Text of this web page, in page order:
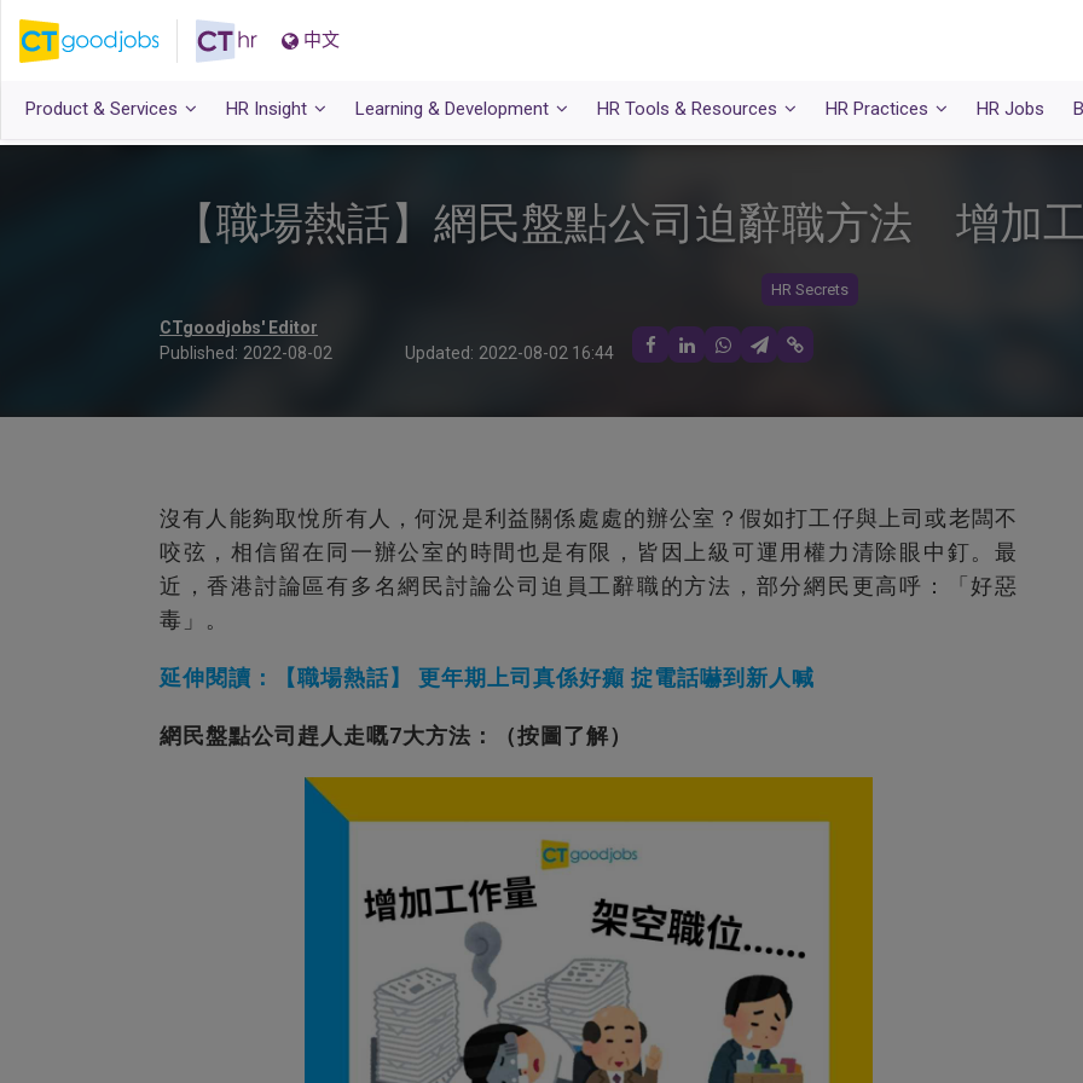
中文
Product & Services HR Insight Learning & Development HR Tools & Resources HR Practices HR Jobs
【職場熱話】網民盤點公司迫辭職方法 增加
HR Secrets
CTgoodjobs' Editor
Published: 2022-08-02 Updated: 2022-08-02 16:44
沒有人能夠取悅所有人，何況是利益關係處處的辦公室？假如打工仔與上司或老闆不
咬弦，相信留在同一辦公室的時間也是有限，皆因上級可運用權力清除眼中釘。最
近，香港討論區有多名網民討論公司迫員工辭職的方法，部分網民更高呼：「好惡
毒」。
延伸閱讀：【職場熱話】 更年期上司真係好癲 掟電話嚇到新人喊
網民盤點公司趕人走嘅7大方法：（按圖了解）